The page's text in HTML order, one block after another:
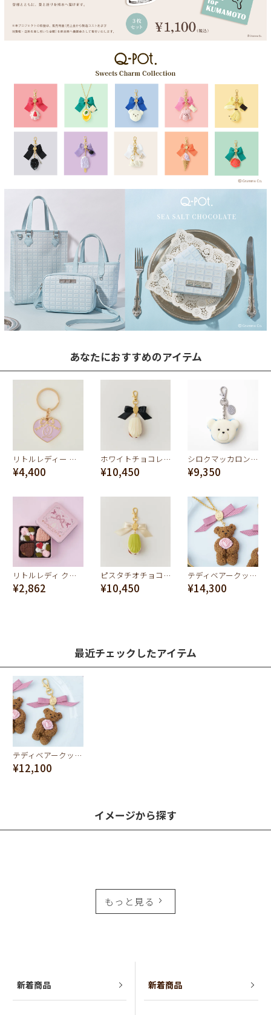
あなたにおすすめのアイテム
リトルレディー ハートキーリング(ライトパープル)
¥4,400
ホワイトチョコレートマドレーヌ バッグチャーム
¥10,450
シロクマッカロン バッグチャーム
¥9,350
リトルレディ クッキーアソートメント
¥2,862
ピスタチオチョコレートマドレーヌ バッグチャーム
¥10,450
テディベアークッキー シークレットローズ ネックレス
¥14,300
最近チェックしたアイテム
テディベアークッキー シークレットローズ バッグチャーム
¥12,100
イメージから探す
もっと見る
新着商品 新着商品